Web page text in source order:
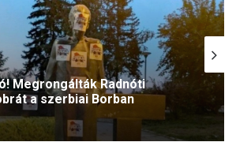
Káosz, kapkodás és
jellemzi a Tisza